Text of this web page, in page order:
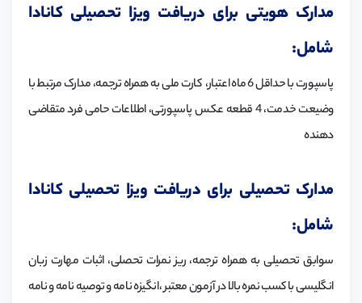
مدارک هویتی برای دریافت ویزا تحصیلی کانادا
شامل:
پاسپورت با حداقل 6 ماه اعتبار، کارت ملی به همراه ترجمه، مدارک مرتبط با
وضیعت خدمت، 4 قطعه عکس پاسپورتی، اطلاعات حامی فرد متقاضی
دهنده
مدارک تحصیلی برای دریافت ویزا تحصیلی کانادا
شامل:
سوابق تحصیلی به همراه ترجمه، ریز نمرات تحصلی، اثبات مهارت زبان
انگلیسی با کسب نمره بالا در آزمون معتبر ،انگیزه نامه و توصیه نامه و نامه